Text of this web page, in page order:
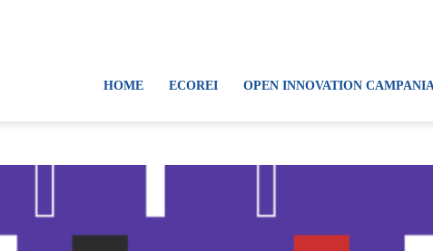
HOME ECOREI OPEN INNOVATION